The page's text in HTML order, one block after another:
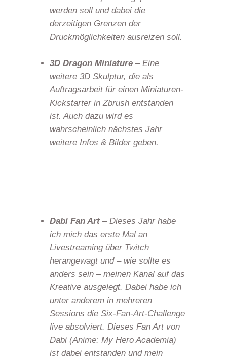
werden soll und dabei die
derzeitigen Grenzen der
Druckmöglichkeiten ausreizen soll.
3D Dragon Miniature– Eine
weitere 3D Skulptur, die als
Auftragsarbeit für einen Miniaturen-
Kickstarter in Zbrush entstanden
ist. Auch dazu wird es
wahrscheinlich nächstes Jahr
weitere Infos & Bilder geben.
Dabi Fan Art– Dieses Jahr habe
ich mich das erste Mal an
Livestreaming über Twitch
herangewagt und – wie sollte es
anders sein – meinen Kanal auf das
Kreative ausgelegt. Dabei habe ich
unter anderem in mehreren
Sessions die Six-Fan-Art-Challenge
live absolviert. Dieses Fan Art von
Dabi (Anime: My Hero Academia)
ist dabei entstanden und mein